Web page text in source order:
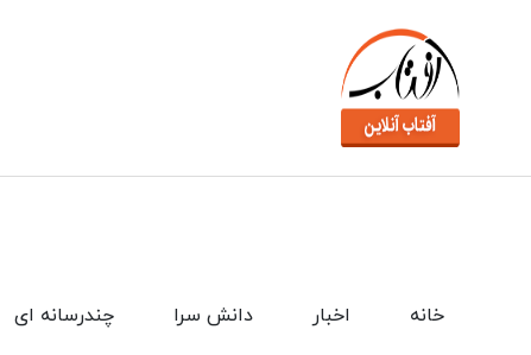
چندرسانه ای دانش سرا اخبار خانه